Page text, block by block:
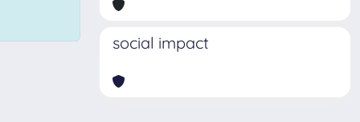
social impact